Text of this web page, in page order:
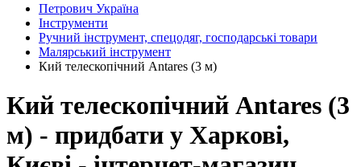
Петрович Україна
Інструменти
Ручний інструмент, спецодяг, господарські товари
Малярський інструмент
Кий телескопічний Antares (3 м)
Кий телескопічний Antares (3
м) - придбати у Харкові,